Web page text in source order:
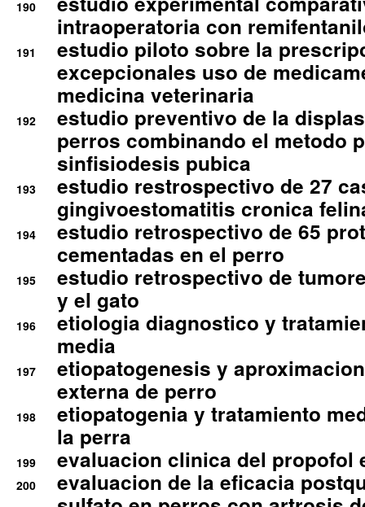
190
intraoperatoria con
191
estudio piloto sobre la
excepcionales uso de
medicina veterinaria
192
estudio preventivo de la
perros combinando el metodo
sinfisiodesis pubica
193
estudio restrospectivo de 27
gingivoestomatitis cronica
194
estudio retrospectivo de 65
cementadas en el perro
195
estudio retrospectivo de
y el gato
196
etiologia diagnostico y
media
197
etiopatogenesis y
externa de perro
198
etiopatogenia y tratamiento
la perra
199 evaluacion clinica del propofol
200
evaluacion de la eficacia